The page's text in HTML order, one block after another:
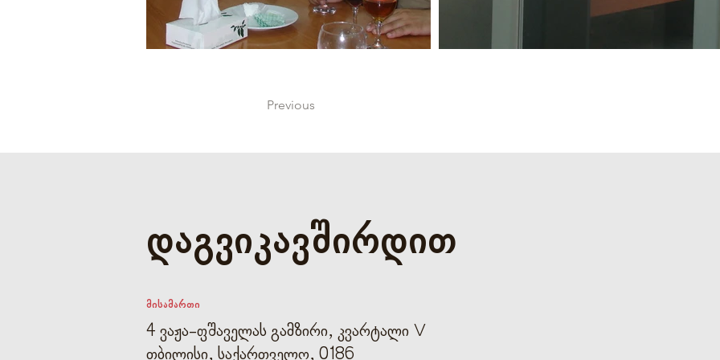
Previous
დაგვიკავშირდით
მისამართი
4 ვაჟა-ფშაველას გამზირი, კვარტალი V
თბილისი, საქართველო, 0186